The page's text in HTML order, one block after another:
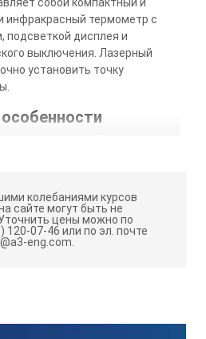
инфракрасный термометр с
подсветкой дисплея и
выключения. Лазерный
установить точку
Elcometer
(отключаемый)
колебаниями курсов
сайте могут быть не
цены можно по
120-07-46 или по эл. почте
eng.com.